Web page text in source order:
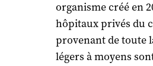
organisme créé en
hôpitaux privés du
provenant de toute
légers à moyens